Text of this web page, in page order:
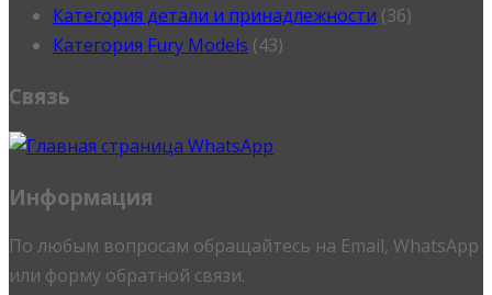
Категория детали и принадлежности (36)
Категория Fury Models (43)
Связь
Информация
По любым вопросам обращайтесь на Email, WhatsApp
или форму обратной связи.